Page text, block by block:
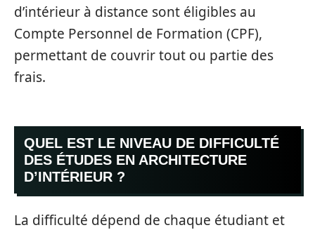
d’intérieur à distance sont éligibles au
Compte Personnel de Formation (CPF),
permettant de couvrir tout ou partie des
frais.
QUEL EST LE NIVEAU DE DIFFICULTÉ
DES ÉTUDES EN ARCHITECTURE
D’INTÉRIEUR ?
La difficulté dépend de chaque étudiant et